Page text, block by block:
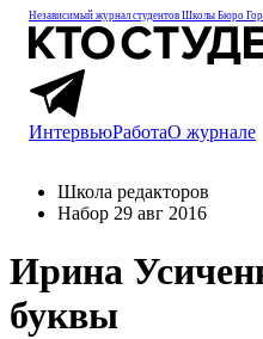
Независимый журнал студентов Школы Бюро
ИнтервьюРаботаО журнале
Школа редакторов
Набор 29 авг 2016
Ирина
буквы